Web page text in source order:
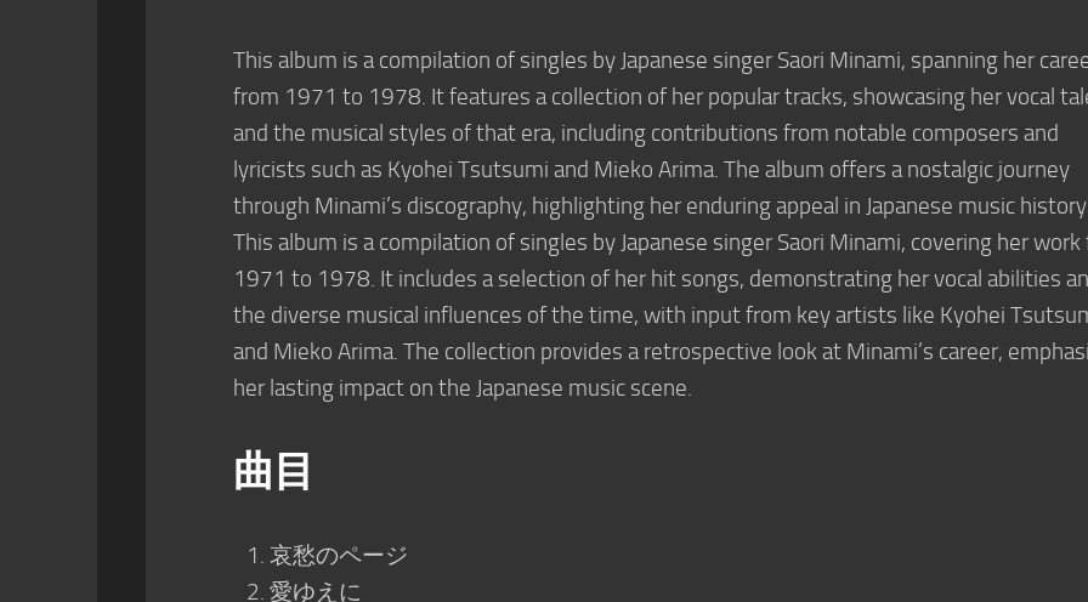
This album is a compilation of singles by Japanese singer Saori Minami, spanning her
from 1971 to 1978. It features a collection of her popular tracks, showcasing her vocal
and the musical styles of that era, including contributions from notable composers and
lyricists such as Kyohei Tsutsumi and Mieko Arima. The album offers a nostalgic journey
through Minami’s discography, highlighting her enduring appeal in Japanese music
This album is a compilation of singles by Japanese singer Saori Minami, covering her
1971 to 1978. It includes a selection of her hit songs, demonstrating her vocal abilities
the diverse musical influences of the time, with input from key artists like Kyohei
and Mieko Arima. The collection provides a retrospective look at Minami’s career,
her lasting impact on the Japanese music scene.
曲目
哀愁のページ
愛ゆえに